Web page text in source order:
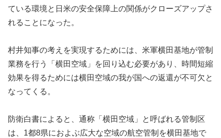
ている環境と日米の安全保障上の関係がクローズアップさ
れることになった。
村井知事の考えを実現するためには、米軍横田基地が管制
業務を行う「横田空域」を回り込む必要があり、時間短縮
効果を得るためには横田空域の我が国への返還が不可欠と
なってくる。
防衛白書によると、通称「横田空域」と呼ばれる管制区
は、1都8県におよぶ広大な空域の航空管制を横田基地で